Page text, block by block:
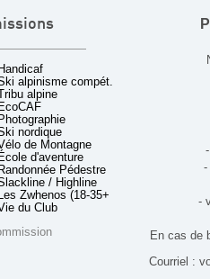
alpinisme compét.
alpine
nordique
de Montagne
d'aventure
Pédestre
/ Highline
Zwhenos (18-35+ ans)
du Club
-
-
En cas de
Courriel :